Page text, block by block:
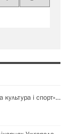
культура і спорт»…